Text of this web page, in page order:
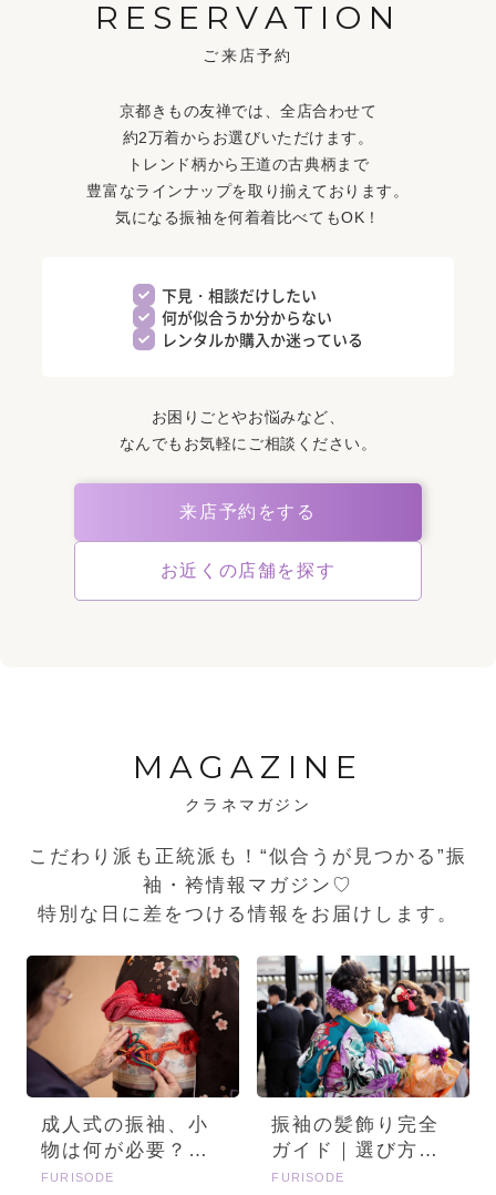
RESERVATION
ご来店予約
京都きもの友禅では、全店合わせて
約2万着からお選びいただけます。
トレンド柄から王道の古典柄まで
豊富なラインナップを取り揃えております。
気になる振袖を何着着比べてもOK！
下見・相談だけしたい
何が似合うか分からない
レンタルか購入か迷っている
お困りごとやお悩みなど、
なんでもお気軽にご相談ください。
来店予約をする
お近くの店舗を探す
MAGAZINE
クラネマガジン
こだわり派も正統派も！“似合うが見つかる”振
袖・袴情報マガジン♡
特別な日に差をつける情報をお届けします。
成人式の振袖、小
物は何が必要？画
像とセットで詳し
FURISODE
振袖の髪飾り完全
ガイド｜選び方・
種類・トレンドを
FURISODE